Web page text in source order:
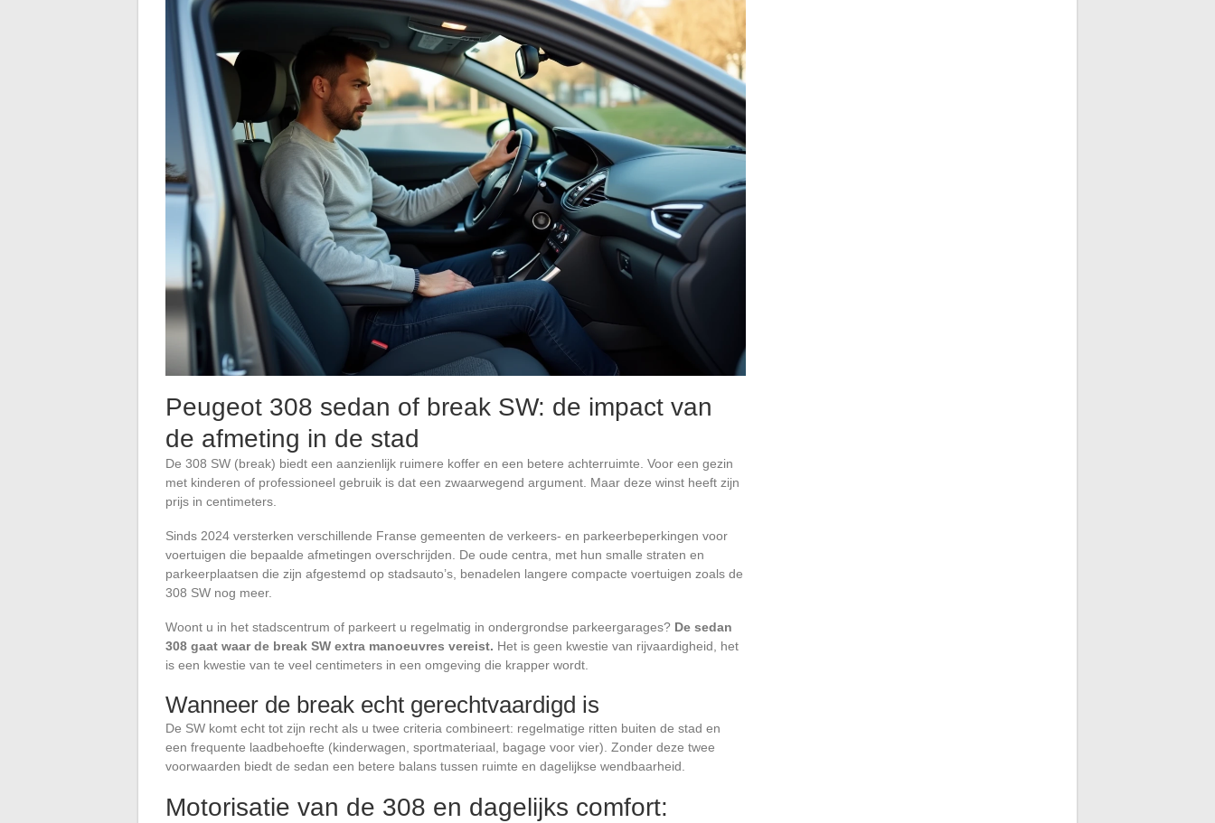
Peugeot 308 sedan of break SW: de impact van
de afmeting in de stad
De 308 SW (break) biedt een aanzienlijk ruimere koffer en een betere achterruimte. Voor een gezin
met kinderen of professioneel gebruik is dat een zwaarwegend argument. Maar deze winst heeft zijn
prijs in centimeters.
Sinds 2024 versterken verschillende Franse gemeenten de verkeers- en parkeerbeperkingen voor
voertuigen die bepaalde afmetingen overschrijden. De oude centra, met hun smalle straten en
parkeerplaatsen die zijn afgestemd op stadsauto’s, benadelen langere compacte voertuigen zoals de
308 SW nog meer.
Woont u in het stadscentrum of parkeert u regelmatig in ondergrondse parkeergarages? De sedan
308 gaat waar de break SW extra manoeuvres vereist. Het is geen kwestie van rijvaardigheid, het
is een kwestie van te veel centimeters in een omgeving die krapper wordt.
Wanneer de break echt gerechtvaardigd is
De SW komt echt tot zijn recht als u twee criteria combineert: regelmatige ritten buiten de stad en
een frequente laadbehoefte (kinderwagen, sportmateriaal, bagage voor vier). Zonder deze twee
voorwaarden biedt de sedan een betere balans tussen ruimte en dagelijkse wendbaarheid.
Motorisatie van de 308 en dagelijks comfort: